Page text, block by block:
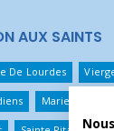
AUX SAINTS
De Lourdes
Marie Qui